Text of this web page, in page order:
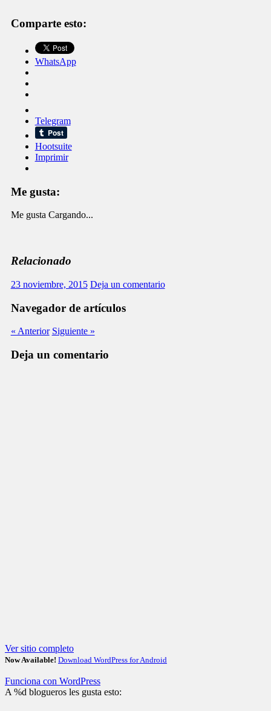
Comparte esto:
WhatsApp
Telegram
Hootsuite
Imprimir
Me gusta:
Me gusta Cargando...
Relacionado
23 noviembre, 2015 Deja un comentario
Navegador de artículos
« Anterior Siguiente »
Deja un comentario
Ver sitio completo
Now Available! Download WordPress for Android
Funciona con WordPress
A%d blogueros les gusta esto: